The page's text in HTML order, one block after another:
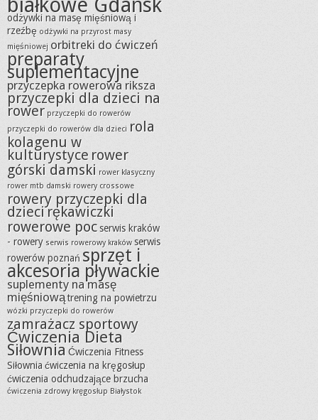
białkowe Gdańsk
odżywki na masę mięśniową i
rzeźbę odżywki na przyrost masy
mięśniowej orbitreki do ćwiczeń
preparaty
suplementacyjne
przyczepka rowerowa riksza
przyczepki dla dzieci na
rower przyczepki do rowerów
przyczepki do rowerów dla dzieci rola
kolagenu w
kulturystyce rower
górski damski rower klasyczny
rower mtb damski rowery crossowe
rowery przyczepki dla
dziecirękawiczki
rowerowe pocserwis kraków
- rowery serwis rowerowy kraków serwis
rowerów poznań sprzęt i
akcesoria pływackie
suplementy na masę
mięśniowątrening na powietrzu
wózki przyczepki do rowerów
zamrażacz sportowy
Ćwiczenia Dieta
SiłowniaĆwiczenia Fitness
Siłowniaćwiczenia na kręgosłup
ćwiczenia odchudzające brzucha
ćwiczenia zdrowy kręgosłup Białystok